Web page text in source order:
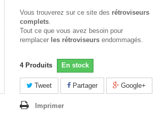
Vous trouverez sur ce site des rétroviseurs
complets.
Tout ce que vous avez besoin pour
remplacer les rétroviseurs endommagés.
4 Produits En stock
Tweet Partager Google+
Imprimer